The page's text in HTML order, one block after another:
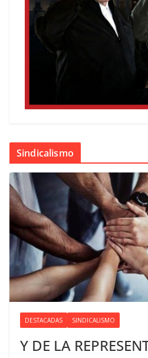
Sindicalismo
DESTACADAS SINDICALISMO
Y DE LA